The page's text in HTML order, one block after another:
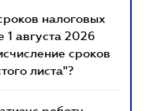
налоговых
1 августа 2026
сроков
листа"?